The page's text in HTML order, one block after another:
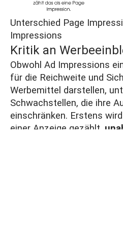
Unterschied Page
Impressions
Kritik an
Obwohl Ad Impressions
für die Reichweite und
Werbemittel darstellen,
Schwachstellen, die ihre
einschränken. Erstens
einer Anzeige gezählt,